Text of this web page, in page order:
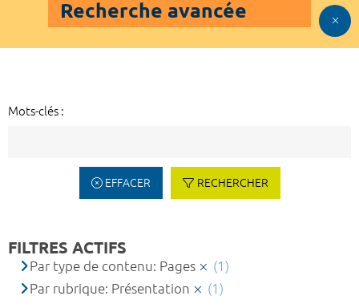
Recherche avancée
Mots-clés :
EFFACER RECHERCHER
FILTRES ACTIFS
Par type de contenu: Pages
(1)
Par rubrique: Présentation
(1)